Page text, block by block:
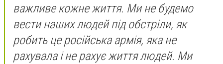
важливе кожне життя. Ми не будемо
вести наших людей під обстріли, як
робить це російська армія, яка не
рахувала і не рахує життя людей. Ми